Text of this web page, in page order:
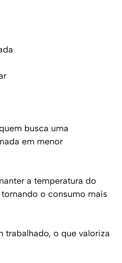
busca uma
em menor
a temperatura do
o consumo mais
trabalhado, o que valoriza